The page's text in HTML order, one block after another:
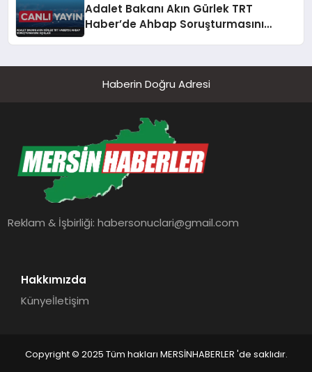
Adalet Bakanı Akın Gürlek TRT
Haber’de Ahbap Soruşturmasını
Haberin Doğru Adresi
Reklam & İşbirliği:habersonuclari@gmail.com
Hakkımızda
Künyeİletişim
Copyright © 2025 Tüm hakları MERSİNHABERLER 'de saklıdır.